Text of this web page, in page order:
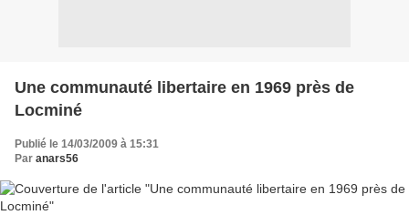
Une communauté libertaire en 1969 près de
Locminé
Publié le 14/03/2009 à 15:31
Par anars56